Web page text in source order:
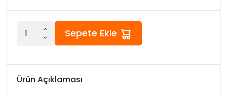
Sepete Ekle
Ürün Açıklaması